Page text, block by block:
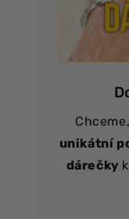
unikátní
dárečky